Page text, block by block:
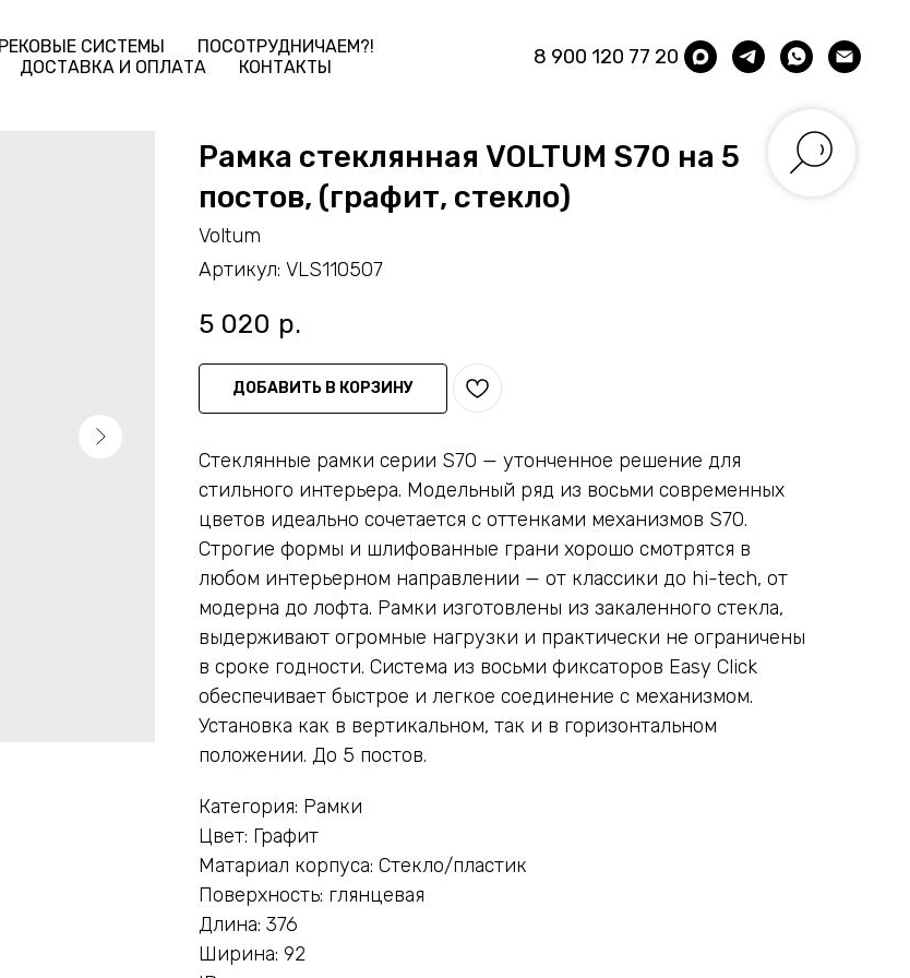
СИСТЕМЫ
ПОСОТРУДНИЧАЕМ?!
ДОСТАВКА И ОПЛАТА КОНТАКТЫ 8 900 120 77 20
Рамка стеклянная VOLTUM S70 на 5
постов, (графит, стекло)
Voltum
Артикул: VLS110507
5 020 р.
ДОБАВИТЬ В КОРЗИНУ
Стеклянные рамки серии S70 — утонченное решение для
стильного интерьера. Модельный ряд из восьми современных
цветов идеально сочетается с оттенками механизмов S70.
Строгие формы и шлифованные грани хорошо смотрятся в
любом интерьерном направлении — от классики до hi-tech, от
модерна до лофта. Рамки изготовлены из закаленного стекла,
выдерживают огромные нагрузки и практически не ограничены
в сроке годности. Система из восьми фиксаторов Easy Click
обеспечивает быстрое и легкое соединение с механизмом.
Установка как в вертикальном, так и в горизонтальном
положении. До 5 постов.
Категория: Рамки
Цвет: Графит
Матариал корпуса: Стекло/пластик
Поверхность: глянцевая
Длина: 376
Ширина: 92